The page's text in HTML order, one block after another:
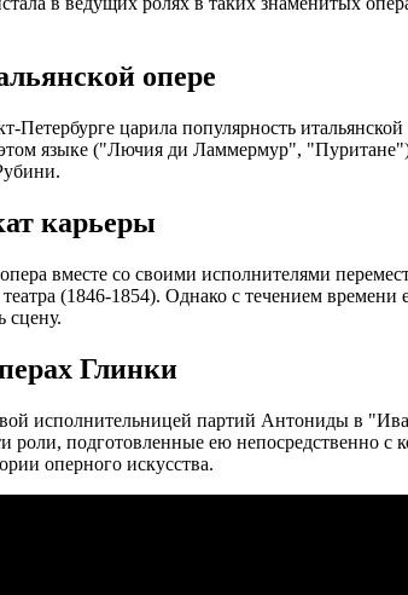
опере
Петербурге царила популярность
языке ("Лючия ди Ламмермур",
карьеры
вместе со своими исполнителями
(1846-1854). Однако с течением времени
сцену.
Глинки
исполнительницей партий Антониды в
подготовленные ею непосредственно с
оперного искусства.